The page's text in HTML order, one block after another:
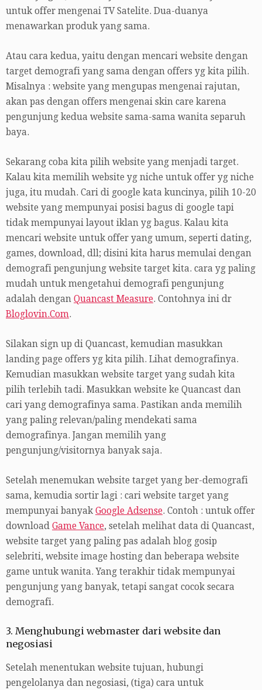
untuk offer mengenai TV Satelite. Dua-duanya
menawarkan produk yang sama.
Atau cara kedua, yaitu dengan mencari website dengan
target demografi yang sama dengan offers yg kita pilih.
Misalnya : website yang mengupas mengenai rajutan,
akan pas dengan offers mengenai skin care karena
pengunjung kedua website sama-sama wanita separuh
baya.
Sekarang coba kita pilih website yang menjadi target.
Kalau kita memilih website yg niche untuk offer yg niche
juga, itu mudah. Cari di google kata kuncinya, pilih 10-20
website yang mempunyai posisi bagus di google tapi
tidak mempunyai layout iklan yg bagus. Kalau kita
mencari website untuk offer yang umum, seperti dating,
games, download, dll; disini kita harus memulai dengan
demografi pengunjung website target kita. cara yg paling
mudah untuk mengetahui demografi pengunjung
adalah dengan Quancast Measure. Contohnya ini dr
Bloglovin.Com.
Silakan sign up di Quancast, kemudian masukkan
landing page offers yg kita pilih. Lihat demografinya.
Kemudian masukkan website target yang sudah kita
pilih terlebih tadi. Masukkan website ke Quancast dan
cari yang demografinya sama. Pastikan anda memilih
yang paling relevan/paling mendekati sama
demografinya. Jangan memilih yang
pengunjung/visitornya banyak saja.
Setelah menemukan website target yang ber-demografi
sama, kemudia sortir lagi : cari website target yang
mempunyai banyak Google Adsense. Contoh : untuk offer
download Game Vance, setelah melihat data di Quancast,
website target yang paling pas adalah blog gosip
selebriti, website image hosting dan beberapa website
game untuk wanita. Yang terakhir tidak mempunyai
pengunjung yang banyak, tetapi sangat cocok secara
demografi.
3. Menghubungi webmaster dari website dan
negosiasi
Setelah menentukan website tujuan, hubungi
pengelolanya dan negosiasi, (tiga) cara untuk